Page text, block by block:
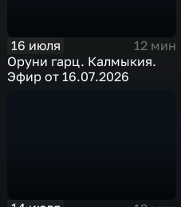
16 июля
12 мин
Оруни гарц. Калмыкия.
Эфир от 16.07.2026